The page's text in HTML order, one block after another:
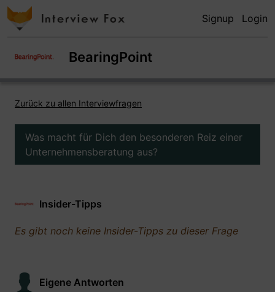
Signup Login
BearingPoint
Zurück zu allen Interviewfragen
Was macht für Dich den besonderen Reiz einer
Unternehmensberatung aus?
Insider-Tipps
Es gibt noch keine Insider-Tipps zu dieser Frage
Eigene Antworten